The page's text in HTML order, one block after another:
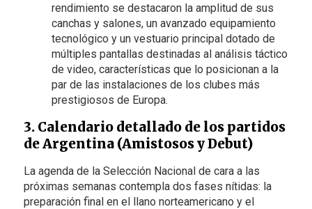
rendimiento se destacaron la amplitud de sus
canchas y salones, un avanzado equipamiento
tecnológico y un vestuario principal dotado de
múltiples pantallas destinadas al análisis táctico
de video, características que lo posicionan a la
par de las instalaciones de los clubes más
prestigiosos de Europa.
3. Calendario detallado de los partidos
de Argentina (Amistosos y Debut)
La agenda de la Selección Nacional de cara a las
próximas semanas contempla dos fases nítidas: la
preparación final en el llano norteamericano y el